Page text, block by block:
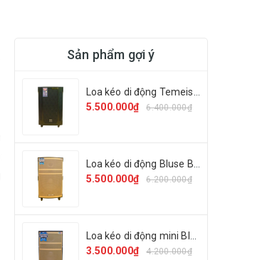
Sản phẩm gợi ý
5.500.000₫
6.400.000₫
5.500.000₫
6.200.000₫
3.500.000₫
4.200.000₫